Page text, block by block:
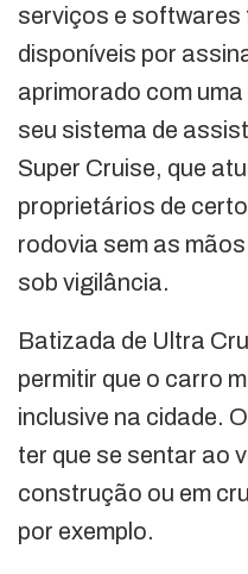
serviços e softwares
disponíveis por
aprimorado com
seu sistema de
Super Cruise, que
proprietários de
rodovia sem as
sob vigilância.
Batizada de Ultra
permitir que o carro
inclusive na cidade.
ter que se sentar ao
construção ou em
por exemplo.